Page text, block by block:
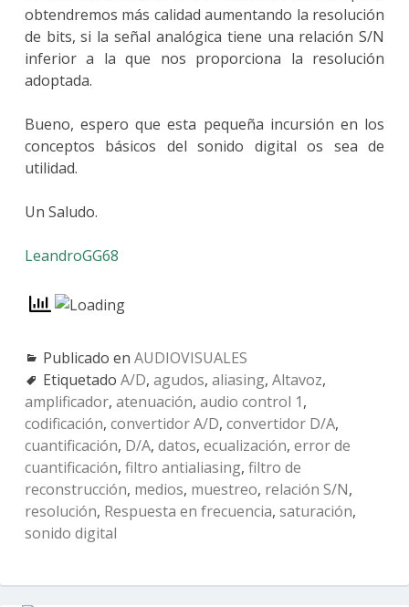
obtendremos más calidad aumentando la resolución
de bits, si la señal analógica tiene una relación S/N
inferior a la que nos proporciona la resolución
adoptada.
Bueno, espero que esta pequeña incursión en los
conceptos básicos del sonido digital os sea de
utilidad.
Un Saludo.
LeandroGG68
Publicado en AUDIOVISUALES
Etiquetado A/D, agudos, aliasing, Altavoz,
amplificador, atenuación, audio control 1,
codificación, convertidor A/D, convertidor D/A,
cuantificación, D/A, datos, ecualización, error de
cuantificación, filtro antialiasing, filtro de
reconstrucción, medios, muestreo, relación S/N,
resolución, Respuesta en frecuencia, saturación,
sonido digital